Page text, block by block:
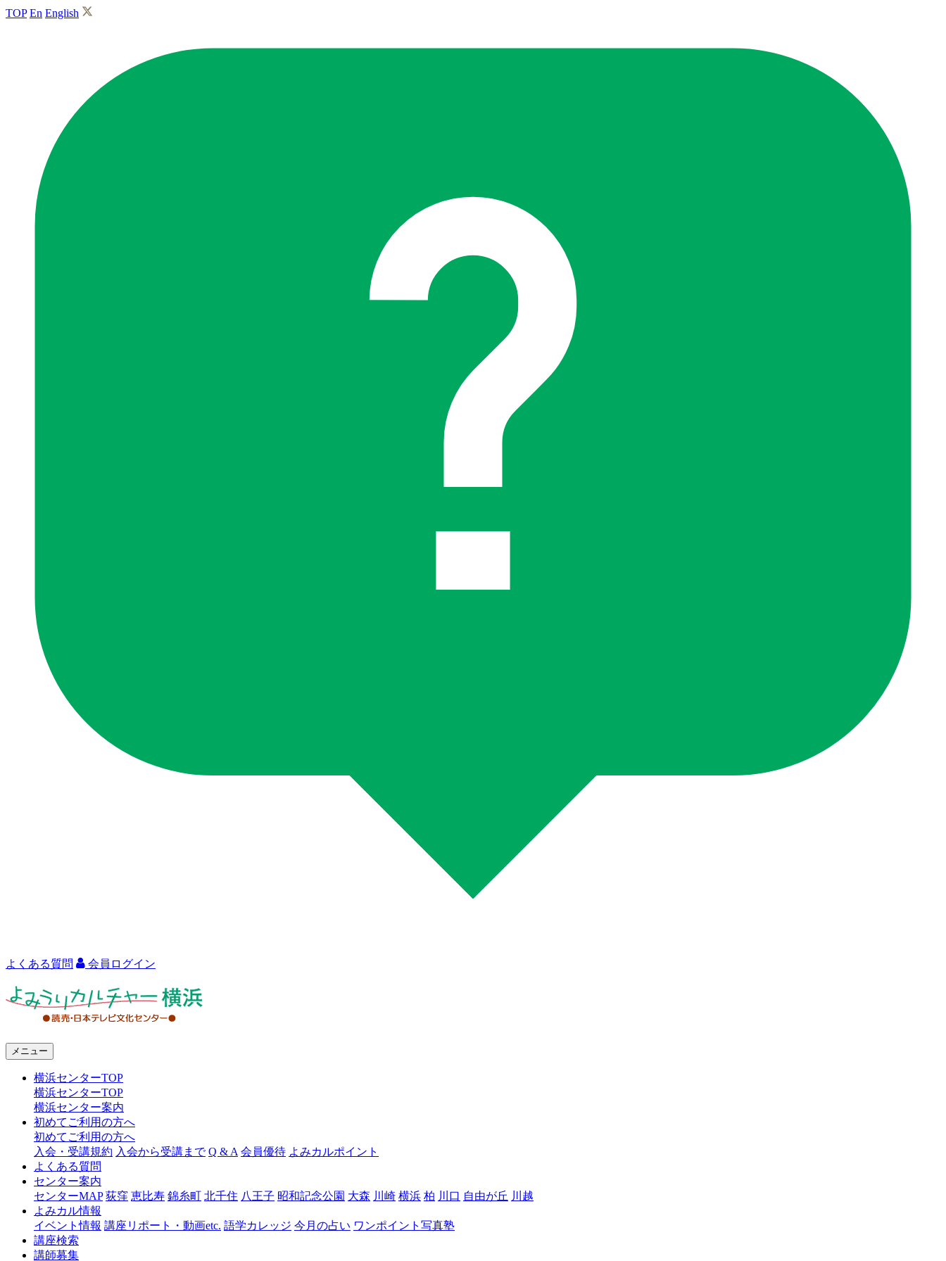
TOP En English
よくある質問 会員ログイン
ャ
横
浜
メニュー
横浜センターTOP
横浜センターTOP
横浜センター案内
初めてご利用の方へ
初めてご利用の方へ
入会・受講規約 入会から受講まで Q & A 会員優待 よみカルポイント
よくある質問
センター案内
センターMAP 荻窪 恵比寿 錦糸町 北千住 八王子 昭和記念公園 大森 川崎 横浜 柏 川口 自由が丘 川越
よみカル情報
イベント情報 講座リポート・動画etc. 語学カレッジ 今月の占い ワンポイント写真塾
講座検索
講師募集